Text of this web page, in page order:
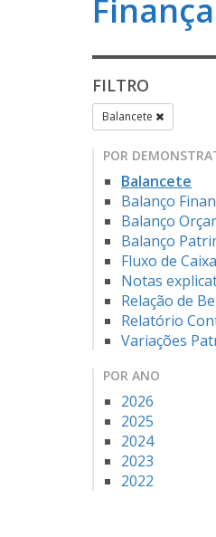
FILTRO
Balancete
POR
Balancete
Balanço
Balanço
Balanço
Fluxo de Caixa
Notas
Relação de
Relatório
Variações
POR ANO
2026
2025
2024
2023
2022